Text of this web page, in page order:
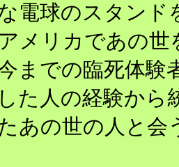
電球のスタンド
メリカであの世
までの臨死体験
た人の経験から
あの世の人と会